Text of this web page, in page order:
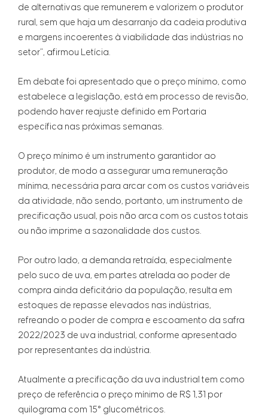
de alternativas que remunerem e valorizem o produtor
rural, sem que haja um desarranjo da cadeia produtiva
e margens incoerentes à viabilidade das indústrias no
setor”, afirmou Letícia.
Em debate foi apresentado que o preço mínimo, como
estabelece a legislação, está em processo de revisão,
podendo haver reajuste definido em Portaria
específica nas próximas semanas.
O preço mínimo é um instrumento garantidor ao
produtor, de modo a assegurar uma remuneração
mínima, necessária para arcar com os custos variáveis
da atividade, não sendo, portanto, um instrumento de
precificação usual, pois não arca com os custos totais
ou não imprime a sazonalidade dos custos.
Por outro lado, a demanda retraída, especialmente
pelo suco de uva, em partes atrelada ao poder de
compra ainda deficitário da população, resulta em
estoques de repasse elevados nas indústrias,
refreando o poder de compra e escoamento da safra
2022/2023 de uva industrial, conforme apresentado
por representantes da indústria.
Atualmente a precificação da uva industrial tem como
preço de referência o preço mínimo de R$ 1,31 por
quilograma com 15° glucométricos.